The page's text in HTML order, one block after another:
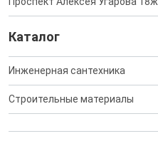
Каталог
Инженерная сантехника
Строительные материалы